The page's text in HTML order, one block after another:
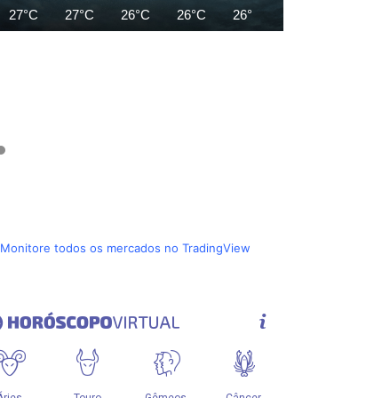
27°C 27°C 26°C 26°C 26°C
Monitore todos os mercados no TradingView